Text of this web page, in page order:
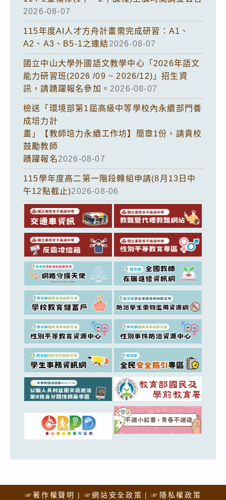
2026-08-07
115年度AI人才方舟計畫需完成研習：A1、
A2、A3、B5-1之連結2026-08-07
國立中山大學外國語文教學中心「2026年語文
能力研習班(2026 /09 ~ 2026/12)」招生資
訊，請踴躍報名參加。 2026-08-07
檢送「環境部第1屆高級中等學校內永續部門養
成培力計
畫」【教師培力永續工作坊】簡章1份，請貴校
鼓勵教師
踴躍報名2026-08-07
115學年度高二第一階段轉組申請(8月13日中
午12點截止)2026-08-06
☞著作權聲明 ☞網站安全政策 ☞隱私權政策